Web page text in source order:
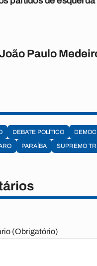
Paulo
DEBATE POLÍTICO
PARAÍBA SUPREMO
(Obrigatório)